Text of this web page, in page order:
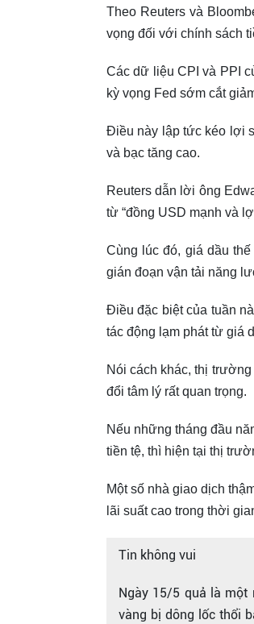
Theo Reuters và
vọng đối với chính sách
Các dữ liệu CPI và PPI
kỳ vọng Fed sớm cắt
Điều này lập tức kéo lợi
và bạc tăng cao.
Reuters dẫn lời ông
từ “đồng USD mạnh và
Cùng lúc đó, giá dầu
gián đoạn vận tải năng
Điều đặc biệt của tuần
tác động lạm phát từ giá
Nói cách khác, thị
đổi tâm lý rất quan trọng.
Nếu những tháng đầu
tiền tệ, thì hiện tại thị
Một số nhà giao dịch
lãi suất cao trong thời
Tin không vui
Ngày 15/5 quả là một
vàng bị dông lốc thổi